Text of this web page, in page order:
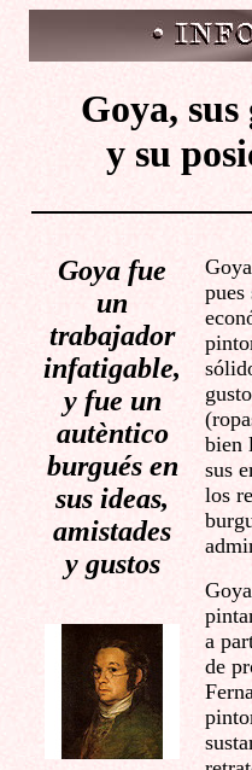
Goya, sus
y su
Goya fue
un
trabajador
infatigable,
y fue un
autèntico
burgués en
sus ideas,
amistades
y gustos
bien
sus
los
a
de